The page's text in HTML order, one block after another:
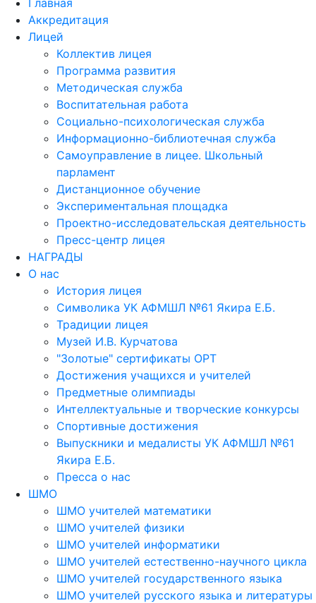
Главная
Аккредитация
Лицей
Коллектив лицея
Программа развития
Методическая служба
Воспитательная работа
Социально-психологическая служба
Информационно-библиотечная служба
Самоуправление в лицее. Школьный
парламент
Дистанционное обучение
Экспериментальная площадка
Проектно-исследовательская деятельность
Пресс-центр лицея
НАГРАДЫ
О нас
История лицея
Символика УК АФМШЛ №61 Якира Е.Б.
Традиции лицея
Музей И.В. Курчатова
"Золотые" сертификаты ОРТ
Достижения учащихся и учителей
Предметные олимпиады
Интеллектуальные и творческие конкурсы
Спортивные достижения
Выпускники и медалисты УК АФМШЛ №61
Якира Е.Б.
Пресса о нас
ШМО
ШМО учителей математики
ШМО учителей физики
ШМО учителей информатики
ШМО учителей естественно-научного цикла
ШМО учителей государственного языка
ШМО учителей русского языка и литературы